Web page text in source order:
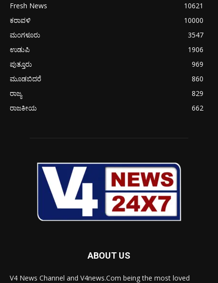
Fresh News
10621
ಕರಾವಳಿ
10000
ಮಂಗಳೂರು
3547
ಉಡುಪಿ
1906
ಪುತ್ತೂರು
969
ಮೂಡಬಿದರೆ
860
ರಾಜ್ಯ
829
ರಾಜಕೀಯ
662
ABOUT US
V4 News Channel and V4news.Com being the most loved